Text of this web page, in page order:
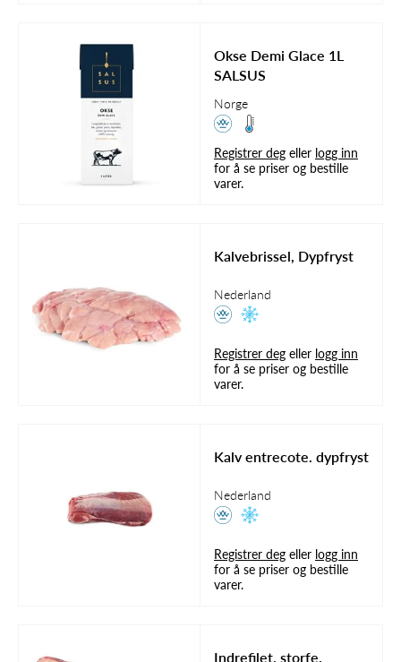
Okse Demi Glace 1L
SALSUS
Norge
Registrer deg eller logg inn
for å se priser og bestille
varer.
Kalvebrissel, Dypfryst
Nederland
Registrer deg eller logg inn
for å se priser og bestille
varer.
Kalv entrecote. dypfryst
Nederland
Registrer deg eller logg inn
for å se priser og bestille
varer.
Indrefilet. storfe.